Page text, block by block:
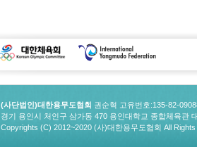
(사단법인)대한용무도협회 권순혁 고유번호:135-82-
경기 용인시 처인구 삼가동 470 용인대학교 종합체육관
Copyrights (C) 2012~2020 (사)대한용무도협회 All